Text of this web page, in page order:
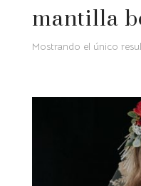
mantilla
Mostrando el único